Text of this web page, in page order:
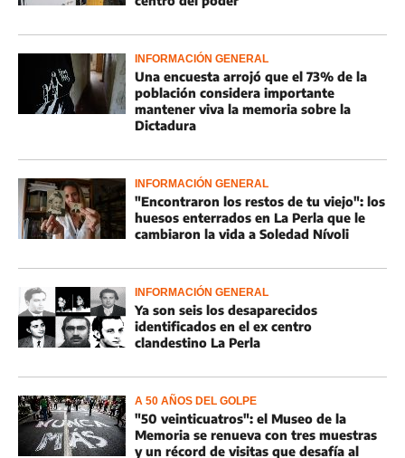
INFORMACIÓN GENERAL
Una encuesta arrojó que el 73% de la
población considera importante
mantener viva la memoria sobre la
Dictadura
INFORMACIÓN GENERAL
"Encontraron los restos de tu viejo": los
huesos enterrados en La Perla que le
cambiaron la vida a Soledad Nívoli
INFORMACIÓN GENERAL
Ya son seis los desaparecidos
identificados en el ex centro
clandestino La Perla
A 50 AÑOS DEL GOLPE
"50 veinticuatros": el Museo de la
Memoria se renueva con tres muestras
y un récord de visitas que desafía al